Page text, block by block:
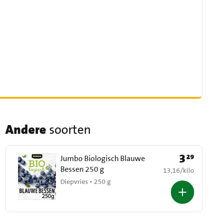
Andere soorten
Jumbo Biologisch Blauwe
Bessen 250 g
Diepvries • 250 g
Prijs: € 3,29
329
€ 13,16 per kilo
13,16/kilo